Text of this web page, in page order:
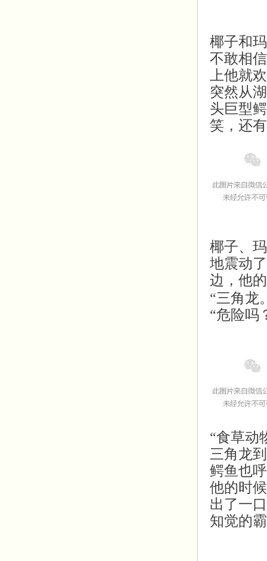
椰子和
不敢相
上他就
突然从
头巨型
笑，还
椰子、
地震动
边，他
“三角龙
“危险吗
“食草动
三角龙
鳄鱼也
他的时
出了一
知觉的